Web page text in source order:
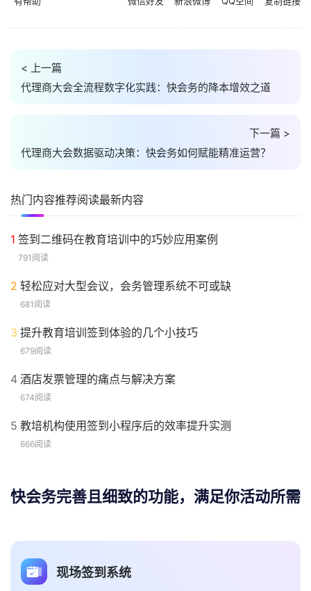
< 上一篇
代理商大会全流程数字化实践：快会务的降本增效之道
下一篇 >
代理商大会数据驱动决策：快会务如何赋能精准运营？
热门内容推荐阅读最新内容
1 签到二维码在教育培训中的巧妙应用案例
791阅读
2 轻松应对大型会议，会务管理系统不可或缺
681阅读
3 提升教育培训签到体验的几个小技巧
679阅读
4 酒店发票管理的痛点与解决方案
674阅读
5 教培机构使用签到小程序后的效率提升实测
666阅读
快会务完善且细致的功能，满足你活动所需
日程管理